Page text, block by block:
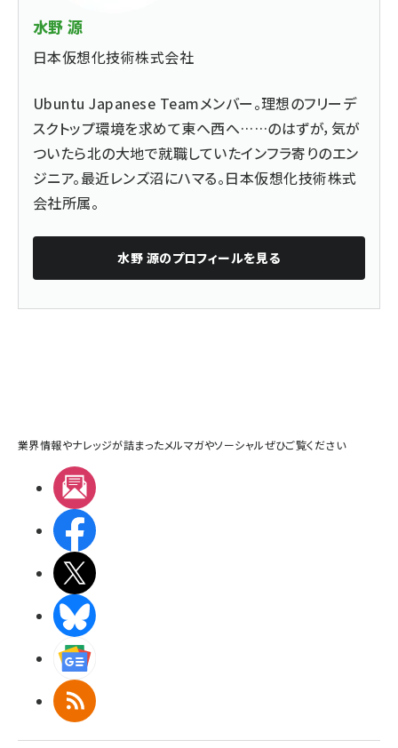
水野 源
日本仮想化技術株式会社
Ubuntu Japanese Teamメンバー。理想のフリーデ
スクトップ環境を求めて東へ西へ……のはずが，気が
ついたら北の大地で就職していたインフラ寄りのエン
ジニア。最近レンズ沼にハマる。日本仮想化技術株式
会社所属。
水野 源のプロフィールを見る
業界情報やナレッジが詰まったメルマガやソーシャルぜひご覧ください
RSS